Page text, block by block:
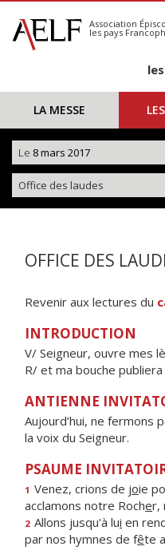
S'abonner
Calendrier
Association
les pays
LA MESSE
Le 8 mars 2017
Office des laudes
OFFICE DES
Revenir aux lectures du
INTRODUCTION
V/ Seigneur, ouvre mes
R/ et ma bouche
ANTIENNE
Aujourd’hui, ne fermons
la voix du Seigneur.
PSAUME
1 Venez, crions de joie
acclamons notre Rocher,
2 Allons jusqu'à lui en
par nos hymnes de fête